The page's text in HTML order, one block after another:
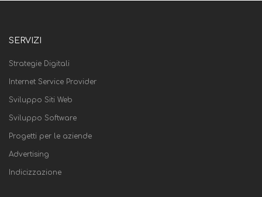
SERVIZI
Strategie Digitali
Internet Service Provider
Sviluppo Siti Web
Sviluppo Software
Progetti per le aziende
Advertising
Indicizzazione